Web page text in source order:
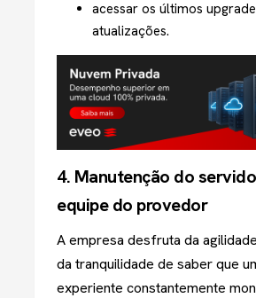
acessar os últimos
atualizações.
4. Manutenção do
equipe do provedor
A empresa desfruta da
da tranquilidade de saber que
experiente constantemente